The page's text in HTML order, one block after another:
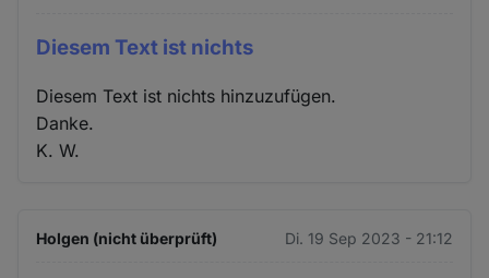
Diesem Text ist nichts
Diesem Text ist nichts hinzuzufügen.
Danke.
K. W.
Holgen (nicht überprüft) Di. 19 Sep 2023 - 21:12